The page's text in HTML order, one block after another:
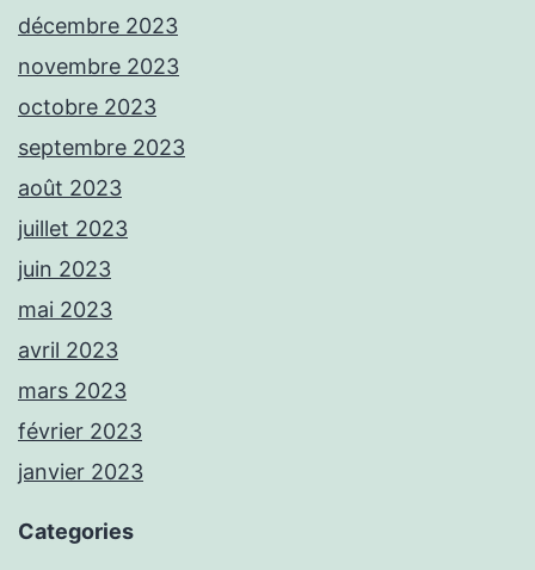
décembre 2023
novembre 2023
octobre 2023
septembre 2023
août 2023
juillet 2023
juin 2023
mai 2023
avril 2023
mars 2023
février 2023
janvier 2023
Categories